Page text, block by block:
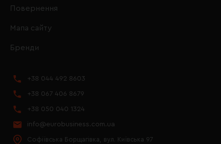
Повернення
Мапа сайту
Бренди
+38 044 492 8603
+38 067 406 8679
+38 050 040 1324
info@eurobusiness.com.ua
Софіївська Борщагівка, вул. Київська 97